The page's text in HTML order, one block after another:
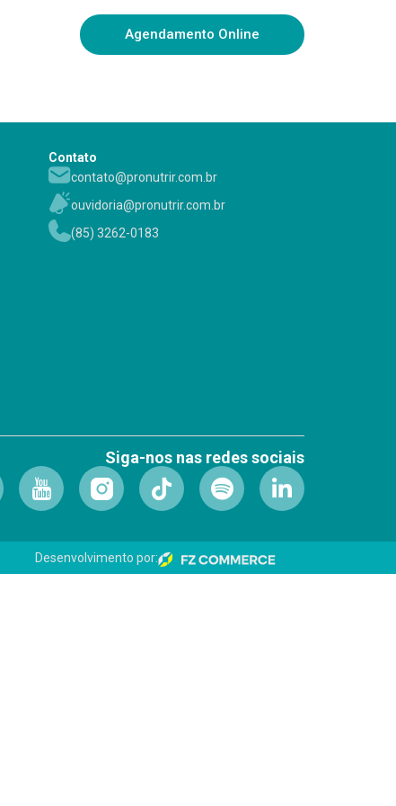
Agendamento Online
Contato
contato@pronutrir.com.br
ouvidoria@pronutrir.com.br
(85) 3262-0183
Siga-nos nas redes sociais
Desenvolvimento por: